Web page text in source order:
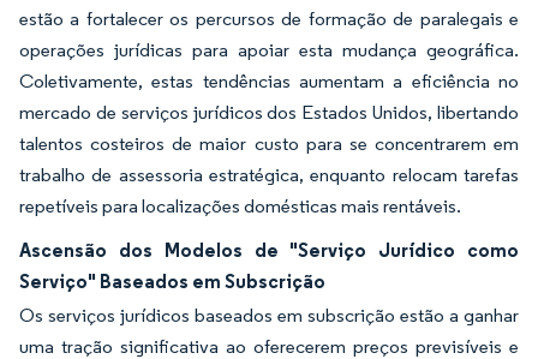
estão a fortalecer os percursos de formação de paralegais e
operações jurídicas para apoiar esta mudança geográfica.
Coletivamente, estas tendências aumentam a eficiência no
mercado de serviços jurídicos dos Estados Unidos, libertando
talentos costeiros de maior custo para se concentrarem em
trabalho de assessoria estratégica, enquanto relocam tarefas
repetíveis para localizações domésticas mais rentáveis.
Ascensão dos Modelos de "Serviço Jurídico como
Serviço" Baseados em Subscrição
Os serviços jurídicos baseados em subscrição estão a ganhar
uma tração significativa ao oferecerem preços previsíveis e